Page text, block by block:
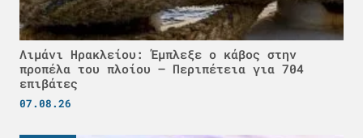
Λιμάνι Ηρακλείου: Έμπλεξε ο κάβος στην
προπέλα του πλοίου – Περιπέτεια για 704
επιβάτες
07.08.26